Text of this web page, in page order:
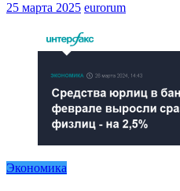
25 марта 2025 eurorum
Экономика